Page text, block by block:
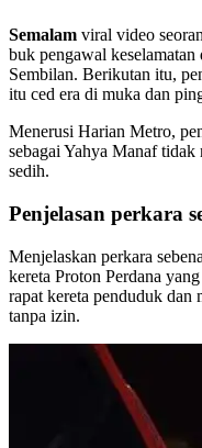
Semalam viral video
buk pengawal
Sembilan. Berikutan itu,
itu ced era di muka dan
Menerusi Harian Metro,
sebagai Yahya Manaf tidak
sedih.
Penjelasan perkara
Menjelaskan perkara
kereta Proton Perdana
rapat kereta penduduk dan
tanpa izin.